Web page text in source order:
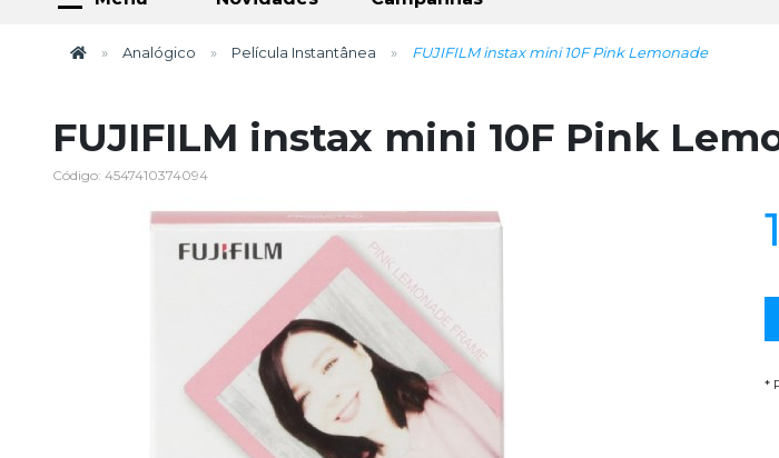
Analógico Película Instantânea FUJIFILM instax mini 10F Pink Lemonade
FUJIFILM instax mini 10F Pink
Código: 4547410374094
*